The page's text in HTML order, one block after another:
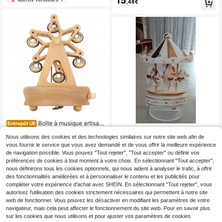
Entrepôt UE Boîte à musique artisana
– Modèle rond en bois de hêtre | Ca
deau idéal pour Noël, les anniversai
res et la Saint-Valentin
îte à musique mécanique pour meu
s, objet de collection, cadeau d'anni
versaire.
,48€
bois Château dans le ciel, cadeau
d'anniversaire créatif pour les coupl
es, boîte à musique classique à rem
onter, décoration de maison
5,29€
Nous utilisons des cookies et des technologies similaires sur notre site web afin de
vous fournir le service que vous avez demandé et de vous offrir la meilleure expérience
de navigation possible. Vous pouvez "Tout rejeter", "Tout accepter" ou définir vos
préférences de cookies à tout moment à votre choix. En sélectionnant "Tout accepter",
nous définirons tous les cookies optionnels, qui nous aident à analyser le trafic, à offrir
des fonctionnalités améliorées et à personnaliser le contenu et les publicités pour
compléter votre expérience d'achat avec SHEIN. En sélectionnant "Tout rejeter", vous
autorisez l'utilisation des cookies strictement nécessaires qui permettent à notre site
web de fonctionner. Vous pouvez les désactiver en modifiant les paramètres de votre
navigateur, mais cela peut affecter le fonctionnement du site web. Pour en savoir plus
sur les cookies que nous utilisons et pour ajuster vos paramètres de cookies